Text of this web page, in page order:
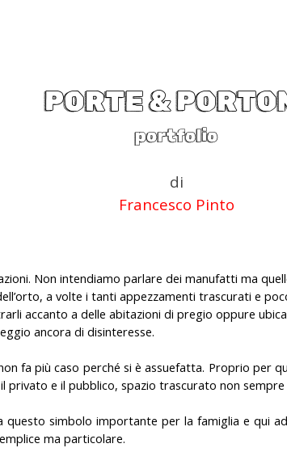
PORTE &
portfolio
di
Francesco Pinto
Non intendiamo parlare dei manufatti ma
a volte i tanti appezzamenti trascurati e
accanto a delle abitazioni di pregio oppure
ancora di disinteresse.
fa più caso perché si è assuefatta. Proprio per
privato e il pubblico, spazio trascurato non
simbolo importante per la famiglia e qui
ma particolare.